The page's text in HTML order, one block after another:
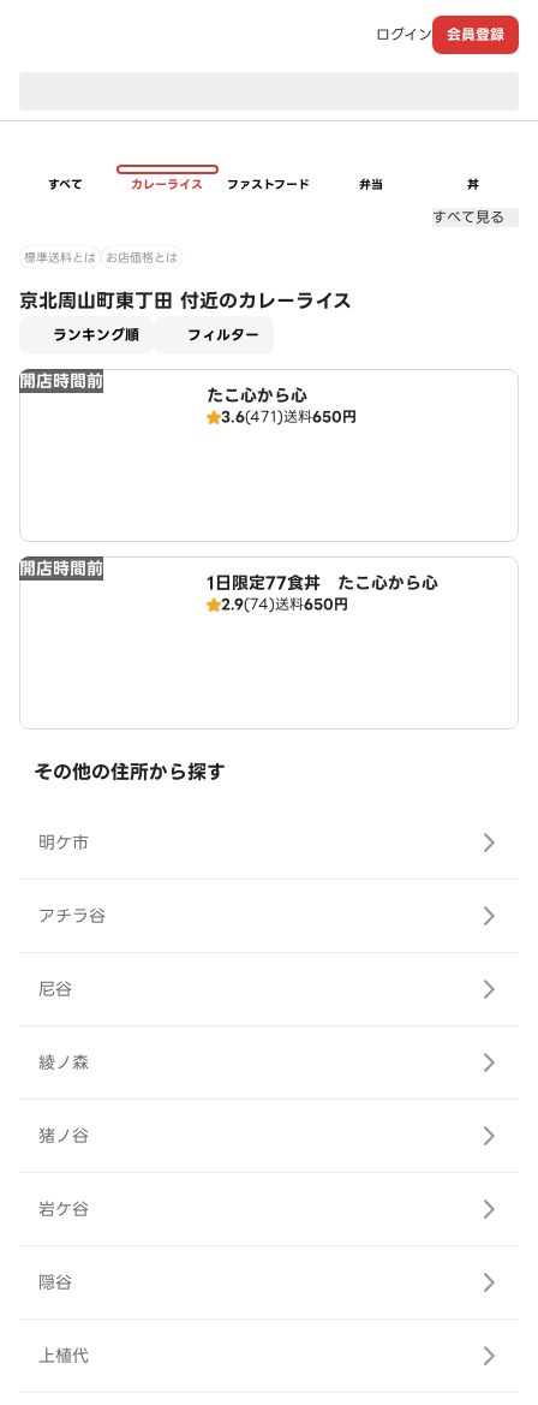
ログイン 会員登録
すべて カレーライス ファストフード 弁当 丼
すべて見る
標準送料とは お店価格とは
京北周山町東丁田 付近のカレーライス
ランキング順 フィルター
開店時間前
たこ心から心
3.6(471)送料650円
開店時間前
1日限定77食丼 たこ心から心
2.9(74)送料650円
その他の住所から探す
明ケ市
アチラ谷
尼谷
綾ノ森
猪ノ谷
岩ケ谷
隠谷
上植代